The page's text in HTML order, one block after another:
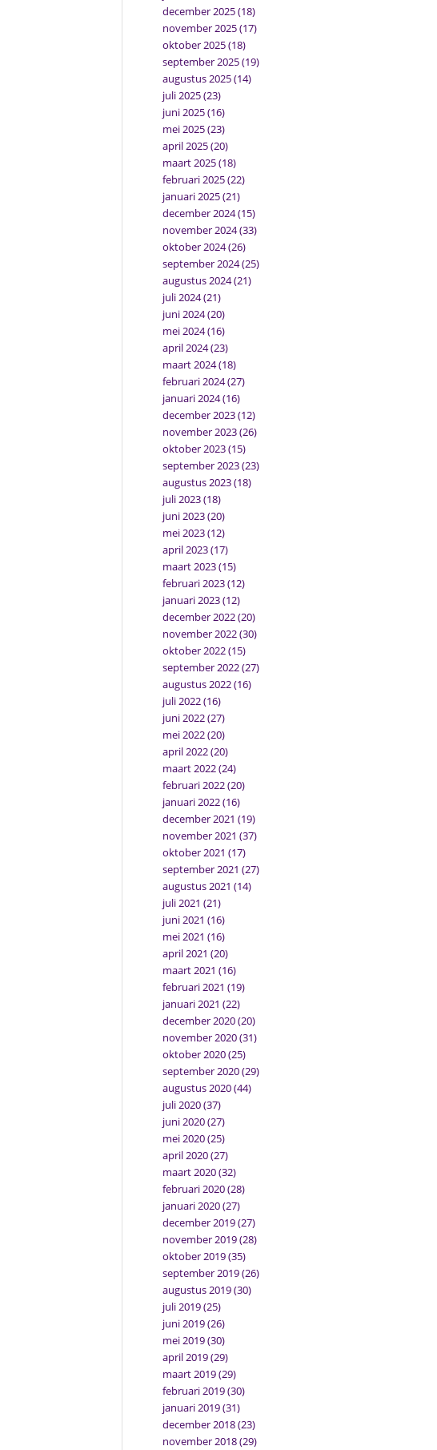
december 2025(18)
november 2025(17)
oktober 2025(18)
september 2025(19)
augustus 2025(14)
juli 2025(23)
juni 2025(16)
mei 2025(23)
april 2025(20)
maart 2025(18)
februari 2025(22)
januari 2025(21)
december 2024(15)
november 2024(33)
oktober 2024(26)
september 2024(25)
augustus 2024(21)
juli 2024(21)
juni 2024(20)
mei 2024(16)
april 2024(23)
maart 2024(18)
februari 2024(27)
januari 2024(16)
december 2023(12)
november 2023(26)
oktober 2023(15)
september 2023(23)
augustus 2023(18)
juli 2023(18)
juni 2023(20)
mei 2023(12)
april 2023(17)
maart 2023(15)
februari 2023(12)
januari 2023(12)
december 2022(20)
november 2022(30)
oktober 2022(15)
september 2022(27)
augustus 2022(16)
juli 2022(16)
juni 2022(27)
mei 2022(20)
april 2022(20)
maart 2022(24)
februari 2022(20)
januari 2022(16)
december 2021 (19)
november 2021 (37)
oktober 2021 (17)
september 2021 (27)
augustus 2021 (14)
juli 2021 (21)
juni 2021 (16)
mei 2021 (16)
april 2021 (20)
maart 2021 (16)
februari 2021 (19)
januari 2021 (22)
december 2020(20)
november 2020(31)
oktober 2020(25)
september 2020(29)
augustus 2020(44)
juli 2020(37)
juni 2020(27)
mei 2020(25)
april 2020(27)
maart 2020(32)
februari 2020(28)
januari 2020(27)
december 2019(27)
november 2019(28)
oktober 2019(35)
september 2019(26)
augustus 2019(30)
juli 2019(25)
juni 2019(26)
mei 2019(30)
april 2019(29)
maart 2019(29)
februari 2019(30)
januari 2019(31)
december 2018(23)
november 2018(29)